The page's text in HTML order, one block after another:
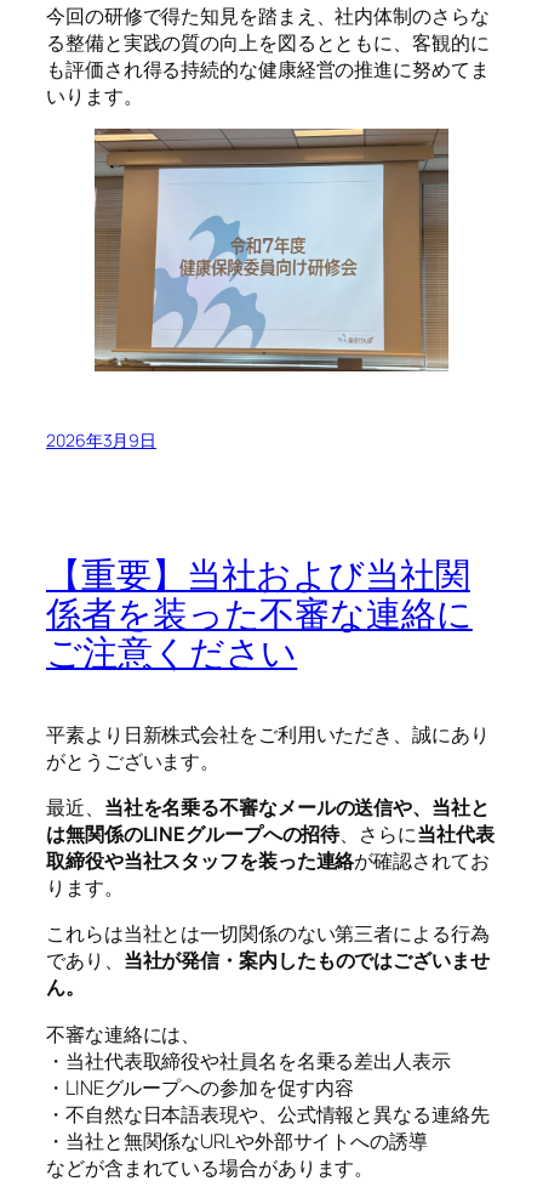
今回の研修で得た知見を踏まえ、社内体制のさらな
る整備と実践の質の向上を図るとともに、客観的に
も評価され得る持続的な健康経営の推進に努めてま
いります。
2026年3月9日
【重要】当社および当社関
係者を装った不審な連絡に
ご注意ください
平素より日新株式会社をご利用いただき、誠にあり
がとうございます。
最近、 当社を名乗る不審なメールの送信や、当社と
は無関係のLINEグループへの招待、さらに当社代表
取締役や当社スタッフを装った連絡が確認されてお
ります。
これらは当社とは一切関係のない第三者による行為
であり、 当社が発信・案内したものではございませ
ん。
不審な連絡には、
・当社代表取締役や社員名を名乗る差出人表示
・LINEグループへの参加を促す内容
・不自然な日本語表現や、公式情報と異なる連絡先
・当社と無関係なURLや外部サイトへの誘導
などが含まれている場合があります。